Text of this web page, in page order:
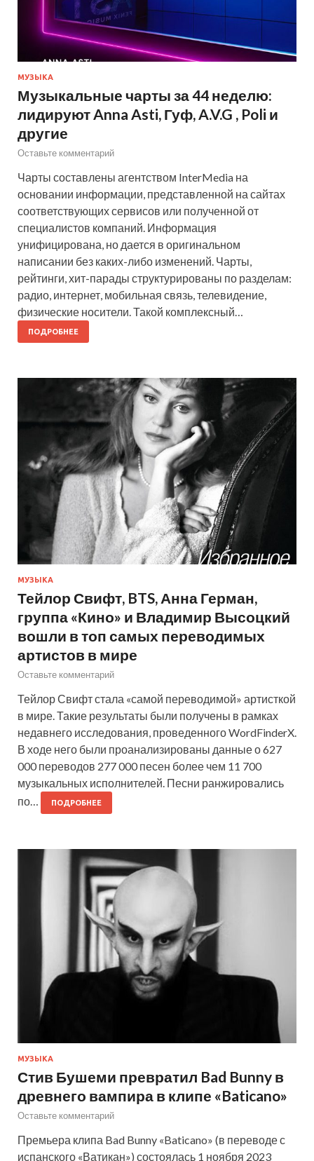
МУЗЫКА
Музыкальные чарты за 44 неделю:
лидируют Anna Asti, Гуф, A.V.G , Poli и
другие
Оставьте комментарий
Чарты составлены агентством InterMedia на
основании информации, представленной на сайтах
соответствующих сервисов или полученной от
специалистов компаний. Информация
унифицирована, но дается в оригинальном
написании без каких-либо изменений. Чарты,
рейтинги, хит-парады структурированы по разделам:
радио, интернет, мобильная связь, телевидение,
физические носители. Такой комплексный…
ПОДРОБНЕЕ
МУЗЫКА
Тейлор Свифт, BTS, Анна Герман,
группа «Кино» и Владимир Высоцкий
вошли в топ самых переводимых
артистов в мире
Оставьте комментарий
Тейлор Свифт стала «самой переводимой» артисткой
в мире. Такие результаты были получены в рамках
недавнего исследования, проведенного WordFinderX.
В ходе него были проанализированы данные о 627
000 переводов 277 000 песен более чем 11 700
музыкальных исполнителей. Песни ранжировались
по…
ПОДРОБНЕЕ
МУЗЫКА
Стив Бушеми превратил Bad Bunny в
древнего вампира в клипе «Baticano»
Оставьте комментарий
Премьера клипа Bad Bunny «Baticano» (в переводе с
испанского «Ватикан») состоялась 1 ноября 2023